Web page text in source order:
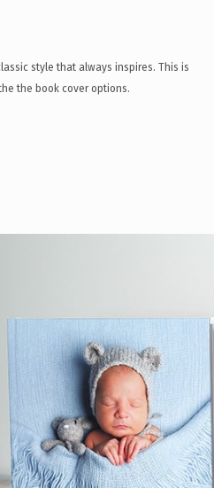
style that always inspires. This is
the book cover options.